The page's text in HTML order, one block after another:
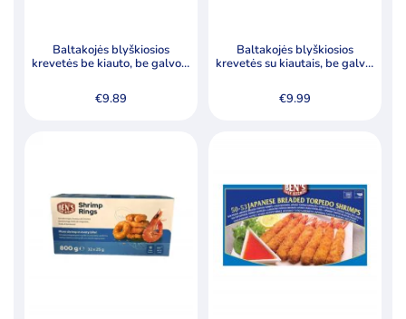
Baltakojės blyškiosios
krevetės be kiauto, be galvos,
€9.89
Baltakojės blyškiosios
krevetės su kiautais, be galvų,
€9.99